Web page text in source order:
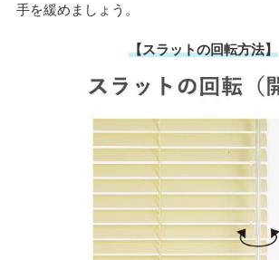
手を緩めましょう。
【スラットの回転方法】